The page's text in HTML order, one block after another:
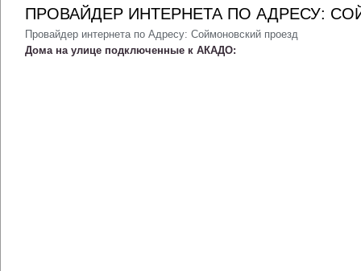
ПРОВАЙДЕР ИНТЕРНЕТА ПО АДРЕСУ:
Провайдер интернета по Адресу: Соймоновский проезд
Дома на улице подключенные к АКАДО: